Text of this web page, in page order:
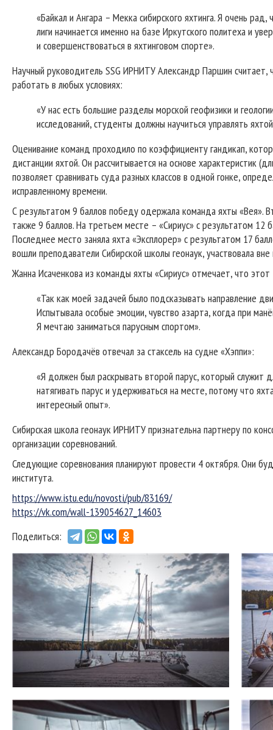
«Байкал и Ангара – Мекка сибирского яхтинга. Я очень
лиги начинается именно на базе Иркутского политеха и
и совершенствоваться в яхтинговом спорте».
Научный руководитель SSG ИРНИТУ Александр Паршин считает,
работать в любых условиях:
«У нас есть большие разделы морской геофизики и
исследований, студенты должны научиться управлять
Оценивание команд проходило по коэффициенту гандикап,
дистанции яхтой. Он рассчитывается на основе характеристик
позволяет сравнивать суда разных классов в одной гонке,
исправленному времени.
С результатом 9 баллов победу одержала команда яхты «Вея».
также 9 баллов. На третьем месте – «Сириус» с результатом 12
Последнее место заняла яхта «Эксплорер» с результатом 17
вошли преподаватели Сибирской школы геонаук, участвовала вне
Жанна Исаченкова из команды яхты «Сириус» отмечает, что этот
«Так как моей задачей было подсказывать направление
Испытывала особые эмоции, чувство азарта, когда при
Я мечтаю заниматься парусным спортом».
Александр Бородачёв отвечал за стаксель на судне «Хэппи»:
«Я должен был раскрывать второй парус, который служит
натягивать парус и удерживаться на месте, потому что
интересный опыт».
Сибирская школа геонаук ИРНИТУ признательна партнеру по
организации соревнований.
Следующие соревнования планируют провести 4 октября. Они
института.
https://www.istu.edu/novosti/pub/83169/
https://vk.com/wall-139054627_14603
Поделиться: